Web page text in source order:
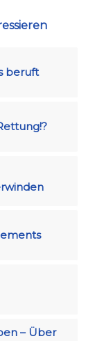
beruft
– Über